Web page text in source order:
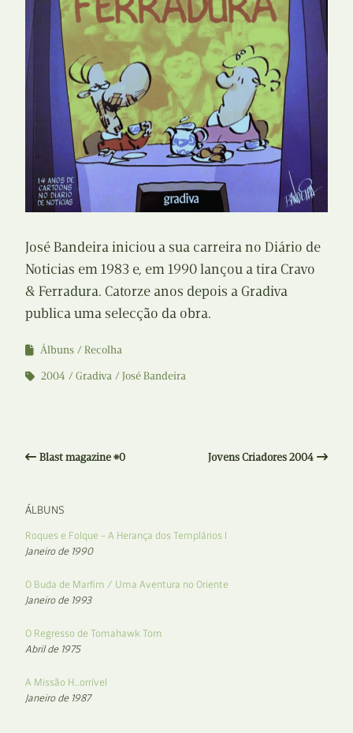
José Bandeira iniciou a sua carreira no Diário de
Noticias em 1983 e, em 1990 lançou a tira Cravo
& Ferradura. Catorze anos depois a Gradiva
publica uma selecção da obra.
Álbuns
Recolha
2004
Gradiva José Bandeira
Blast magazine #0 Jovens Criadores 2004
ÁLBUNS
Roques e Folque – A Herança dos Templários I
Janeiro de 1990
O Buda de Marfim / Uma Aventura no Oriente
Janeiro de 1993
O Regresso de Tomahawk Tom
Abril de 1975
A Missão H…orrível
Janeiro de 1987